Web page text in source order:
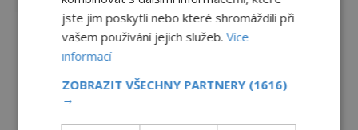
jste jim poskytli nebo které shromáždili při
vašem používání jejich služeb.Více
informací
ZOBRAZIT VŠECHNY PARTNERY (1616)
→